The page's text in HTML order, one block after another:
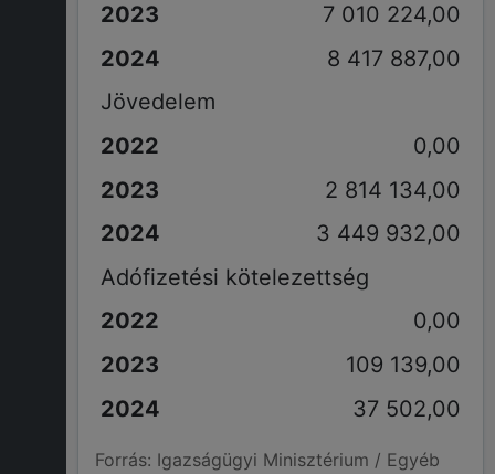
7 010 224,00
8 417 887,00
Jövedelem
0,00
2 814 134,00
3 449 932,00
Adófizetési kötelezettség
0,00
109 139,00
37 502,00
Forrás: Igazságügyi Minisztérium / Egyéb